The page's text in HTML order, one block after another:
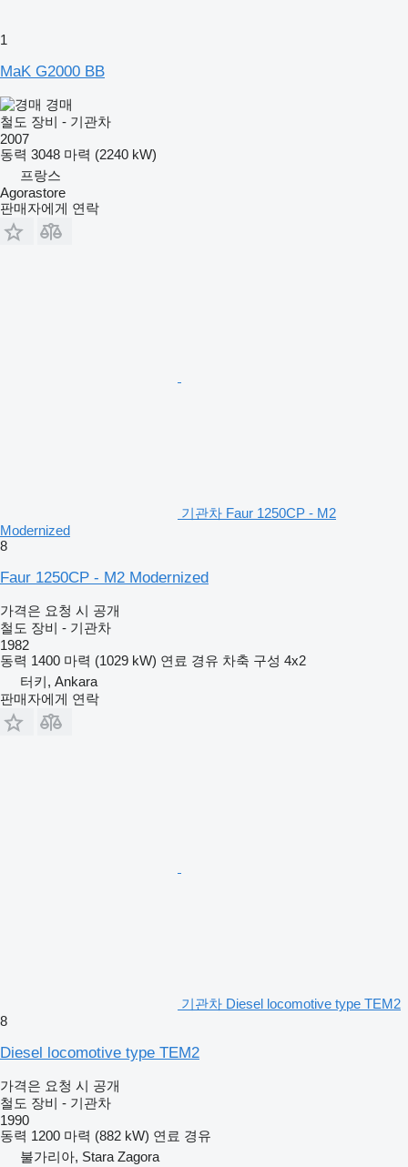
1
MaK G2000 BB
경매
철도 장비 - 기관차
2007
동력 3048 마력 (2240 kW)
프랑스
Agorastore
판매자에게 연락
기관차 Faur 1250CP - M2
Modernized
8
Faur 1250CP - M2 Modernized
가격은 요청 시 공개
철도 장비 - 기관차
1982
동력 1400 마력 (1029 kW) 연료 경유 차축 구성 4x2
터키, Ankara
판매자에게 연락
기관차 Diesel locomotive type TEM2
8
Diesel locomotive type TEM2
가격은 요청 시 공개
철도 장비 - 기관차
1990
동력 1200 마력 (882 kW) 연료 경유
불가리아, Stara Zagora